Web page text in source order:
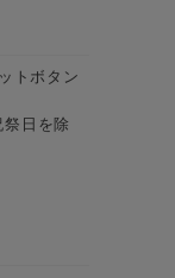
トボタン
日を除